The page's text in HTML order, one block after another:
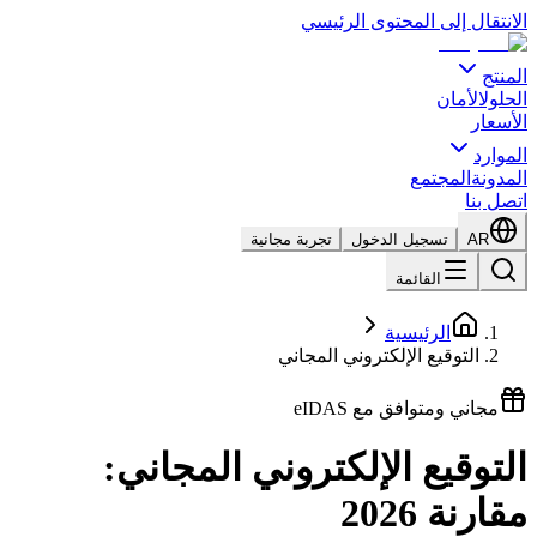
الانتقال إلى المحتوى الرئيسي
المنتج
الحلولالأمان
الأسعار
الموارد
المدونة المجتمع
اتصل بنا
AR تسجيل الدخول تجربة مجانية
القائمة
الرئيسية
التوقيع الإلكتروني المجاني
مجاني ومتوافق مع eIDAS
التوقيع الإلكتروني المجاني:
مقارنة 2026